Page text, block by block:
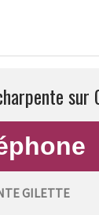
sur
GILETTE